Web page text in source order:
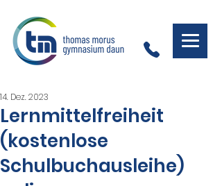
Lernmittelfreiheit
(kostenlose
Schulbuchausleihe)
14. Dez. 2023